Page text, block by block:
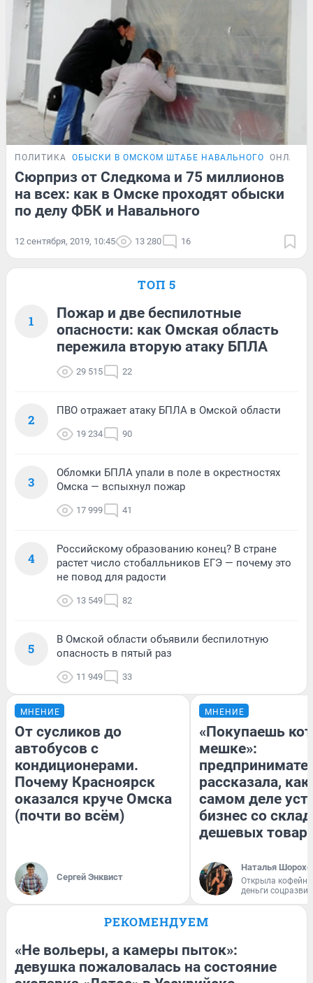
ПОЛИТИКА ОБЫСКИ В ОМСКОМ ШТАБЕ НАВАЛЬНОГО
Сюрприз от Следкома и 75 миллионов
на всех: как в Омске проходят обыски
по делу ФБК и Навального
12 сентября, 2019, 10:45 13 280 16
ТОП 5
1
Пожар и две беспилотные
опасности: как Омская область
пережила вторую атаку БПЛА
29 515 22
2
ПВО отражает атаку БПЛА в Омской области
19 234 90
3
Обломки БПЛА упали в поле в окрестностях
Омска — вспыхнул пожар
17 999 41
4
Российскому образованию конец? В стране
растет число стобалльников ЕГЭ — почему это
не повод для радости
13 549 82
5
В Омской области объявили беспилотную
опасность в пятый раз
11 949 33
МНЕНИЕ
От сусликов до
автобусов с
кондиционерами.
Почему Красноярск
оказался круче Омска
(почти во всём)
Сергей Энквист
МНЕНИЕ
«Покупаешь
мешке»:
рассказала, как
самом деле
бизнес со
дешевых
Наталья
Открыла
деньги
РЕКОМЕНДУЕМ
«Не вольеры, а камеры пыток»:
девушка пожаловалась на состояние